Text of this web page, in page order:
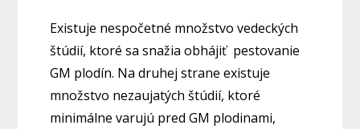
Existuje nespočetné množstvo vedeckých
štúdií, ktoré sa snažia obhájiť pestovanie
GM plodín. Na druhej strane existuje
množstvo nezaujatých štúdií, ktoré
minimálne varujú pred GM plodinami,